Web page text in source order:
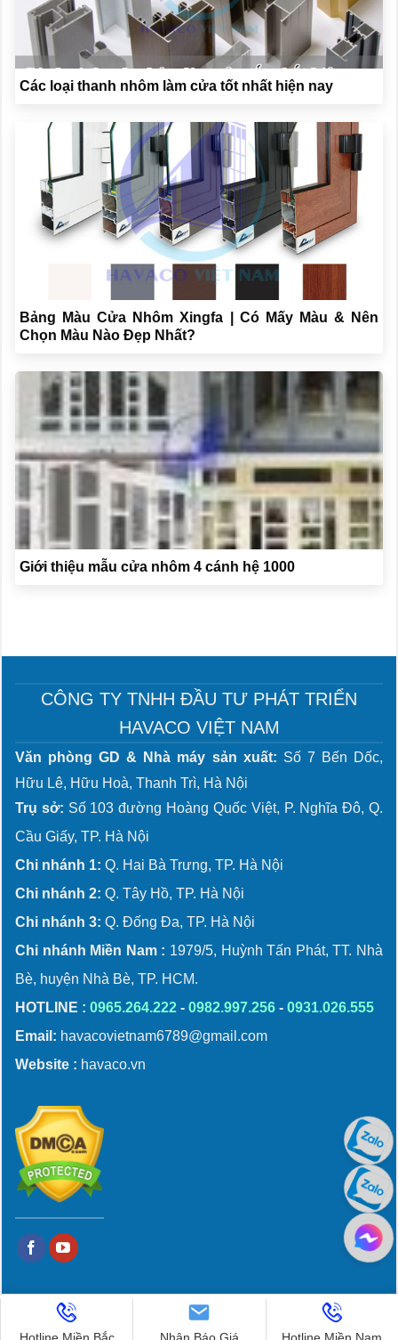
Các loại thanh nhôm làm cửa tốt nhất hiện nay
Bảng Màu Cửa Nhôm Xingfa | Có Mấy Màu & Nên
Chọn Màu Nào Đẹp Nhất?
Giới thiệu mẫu cửa nhôm 4 cánh hệ 1000
CÔNG TY TNHH ĐẦU TƯ PHÁT TRIỂN
HAVACO VIỆT NAM
Văn phòng GD & Nhà máy sản xuất: Số 7 Bến Dốc,
Hữu Lê, Hữu Hoà, Thanh Trì, Hà Nội
Trụ sở: Số 103 đường Hoàng Quốc Việt, P. Nghĩa Đô, Q.
Cầu Giấy, TP. Hà Nội
Chi nhánh 1: Q. Hai Bà Trưng, TP. Hà Nội
Chi nhánh 2: Q. Tây Hồ, TP. Hà Nội
Chi nhánh 3: Q. Đống Đa, TP. Hà Nội
Chi nhánh Miền Nam : 1979/5, Huỳnh Tấn Phát, TT. Nhà
Bè, huyện Nhà Bè, TP. HCM.
HOTLINE : 0965.264.222 - 0982.997.256 - 0931.026.555
Email: havacovietnam6789@gmail.com
Website : havaco.vn